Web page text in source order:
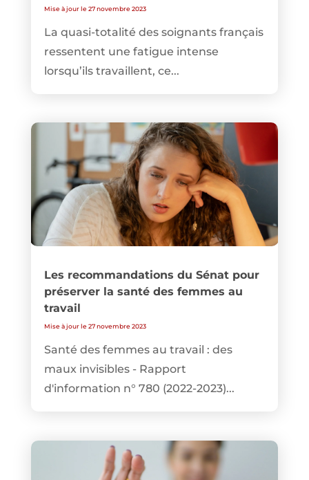
Mise à jour le 27 novembre 2023
La quasi-totalité des soignants français
ressentent une fatigue intense
lorsqu’ils travaillent, ce...
Les recommandations du Sénat pour
préserver la santé des femmes au
travail
Mise à jour le 27 novembre 2023
Santé des femmes au travail : des
maux invisibles - Rapport
d'information n° 780 (2022-2023)...